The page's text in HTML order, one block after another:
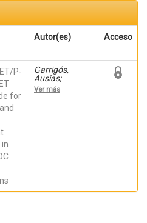
Autor(es) Acceso
P-
for
in
Garrigós,
Ausias;
Marroquí,
David; Blanes,
Ver más